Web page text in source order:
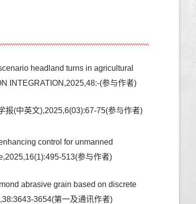
headland turns in agricultural
INTEGRATION,2025,48:-(参与作者)
报(中英文),2025,6(03):67-75(参与作者)
control for unmanned
513(参与作者)
abrasive grain based on discrete
3654(第一及通讯作者)